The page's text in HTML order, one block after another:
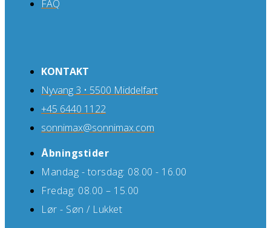
FAQ
KONTAKT
Nyvang 3 • 5500 Middelfart
+45 6440 1122
sonnimax@sonnimax.com
Åbningstider
Mandag - torsdag: 08.00 - 16.00
Fredag: 08.00 – 15.00
Lør - Søn / Lukket